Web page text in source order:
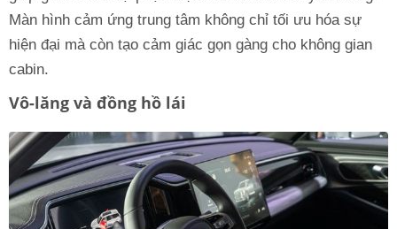
Màn hình cảm ứng trung tâm không chỉ tối ưu hóa sự
hiện đại mà còn tạo cảm giác gọn gàng cho không gian
cabin.
Vô-lăng và đồng hồ lái